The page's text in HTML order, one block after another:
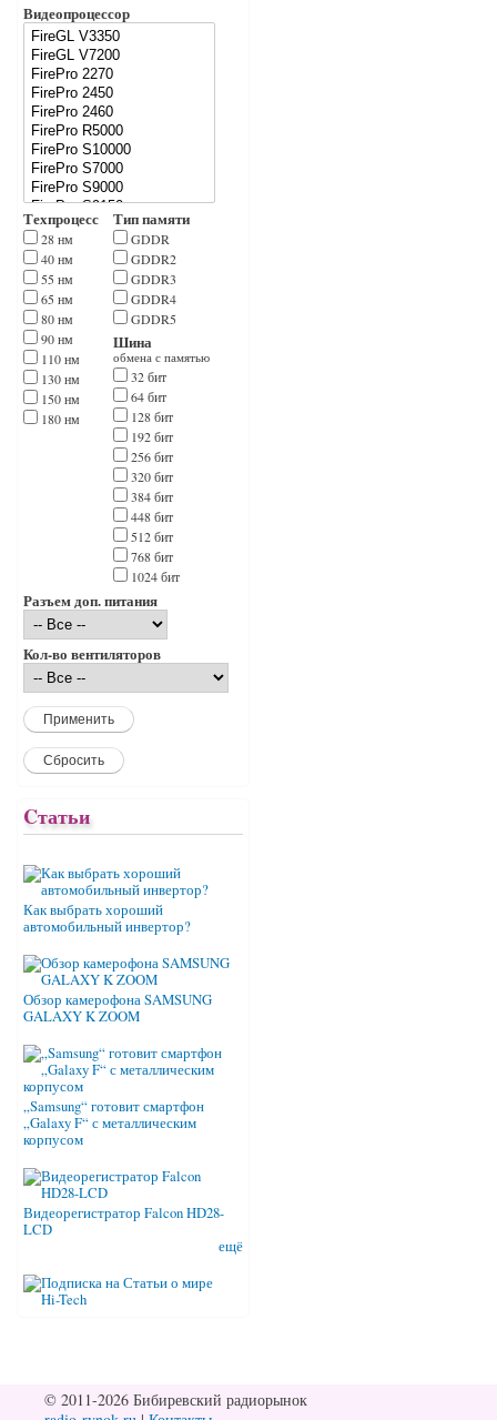
Видеопроцессор
Техпроцесс
28 нм
40 нм
55 нм
65 нм
80 нм
90 нм
110 нм
130 нм
150 нм
180 нм
Тип памяти
GDDR
GDDR2
GDDR3
GDDR4
GDDR5
Шина
обмена с памятью
32 бит
64 бит
128 бит
192 бит
256 бит
320 бит
384 бит
448 бит
512 бит
768 бит
1024 бит
Разъем доп. питания
Кол-во вентиляторов
Cтатьи
Как выбрать хороший
автомобильный инвертор?
Обзор камерофона SAMSUNG
GALAXY K ZOOM
„Samsung“ готовит смартфон
„Galaxy F“ с металлическим
корпусом
Видеорегистратор Falcon HD28-
LCD
ещё
© 2011-2026 Бибиревский радиорынок